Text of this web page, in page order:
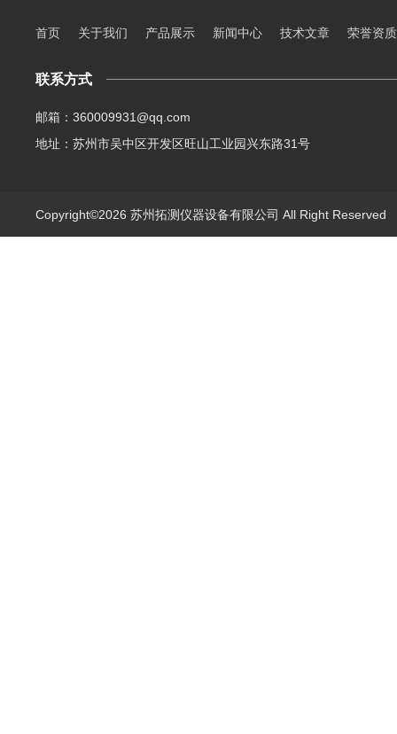
首页 关于我们 产品展示 新闻中心 技术文章 荣誉资质
联系方式
邮箱：360009931@qq.com
地址：苏州市吴中区开发区旺山工业园兴东路31号
Copyright©2026 苏州拓测仪器设备有限公司 All Right